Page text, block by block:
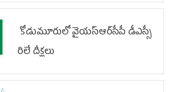
కోడుమూరులో వైయ‌స్ఆర్‌సీపీ డీఎస్సీ
రిలే దీక్షలు